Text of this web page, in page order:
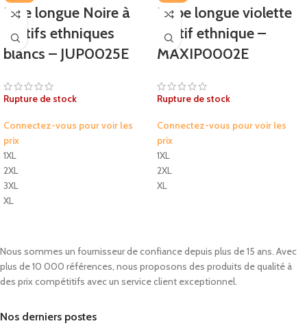
Jupe longue Noire à
motifs ethniques
blancs – JUP0025E
Rupture de stock
Connectez-vous pour voir les
prix
1XL
2XL
3XL
XL
Robe longue violette
motif ethnique –
MAXIP0002E
Rupture de stock
Connectez-vous pour voir les
prix
1XL
2XL
XL
Nous sommes un fournisseur de confiance depuis plus de 15 ans. Avec
plus de 10 000 références, nous proposons des produits de qualité à
des prix compétitifs avec un service client exceptionnel.
Nos derniers postes